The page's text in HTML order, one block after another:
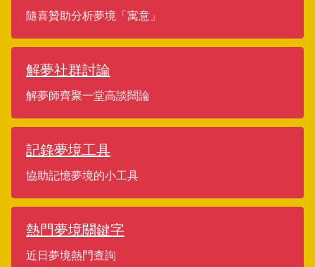
隨喜贊助分析夢境「寓意」
解夢社群討論
解夢師齊聚一堂高談闊論
記錄夢境工具
協助記憶夢境的小工具
熱門夢境關鍵字
近日夢境熱門查詢